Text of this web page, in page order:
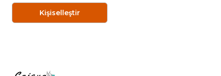
Kişiselleştir